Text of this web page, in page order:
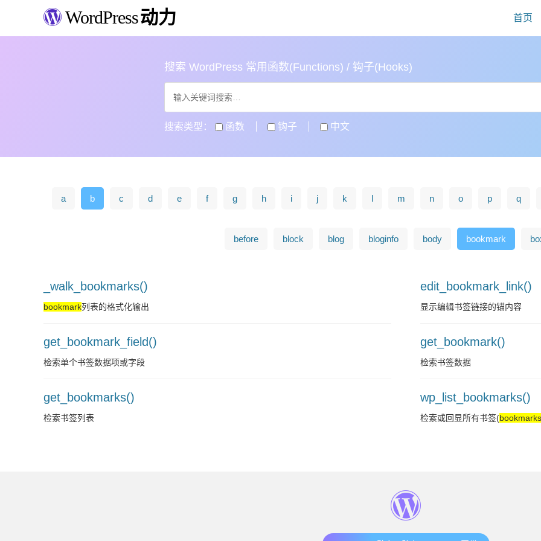
WordPress动力 首页
搜索 WordPress 常用函数(Functions) / 钩子(Hooks)
搜索类型： 函数 钩子 中文
a b c d e f g h i j k l m n o p q
before block blog bloginfo body bookmark
_walk_bookmarks()
bookmark列表的格式化输出
edit_bookmark_link()
显示编辑书签链接的锚内容
get_bookmark_field()
检索单个书签数据项或字段
get_bookmark()
检索书签数据
get_bookmarks()
检索书签列表
wp_list_bookmarks()
检索或回显所有书签(bookmarks